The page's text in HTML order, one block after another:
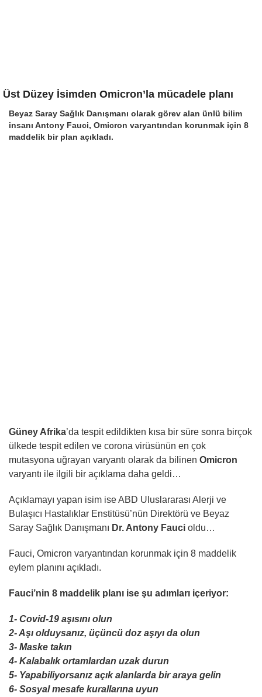
Üst Düzey İsimden Omicron’la mücadele planı
Beyaz Saray Sağlık Danışmanı olarak görev alan ünlü bilim
insanı Antony Fauci, Omicron varyantından korunmak için 8
maddelik bir plan açıkladı.
Güney Afrika’da tespit edildikten kısa bir süre sonra birçok
ülkede tespit edilen ve corona virüsünün en çok
mutasyona uğrayan varyantı olarak da bilinen Omicron
varyantı ile ilgili bir açıklama daha geldi…
Açıklamayı yapan isim ise ABD Uluslararası Alerji ve
Bulaşıcı Hastalıklar Enstitüsü’nün Direktörü ve Beyaz
Saray Sağlık Danışmanı Dr. Antony Fauci oldu…
Fauci, Omicron varyantından korunmak için 8 maddelik
eylem planını açıkladı.
Fauci’nin 8 maddelik planı ise şu adımları içeriyor:
1- Covid-19 aşısını olun
2- Aşı olduysanız, üçüncü doz aşıyı da olun
3- Maske takın
4- Kalabalık ortamlardan uzak durun
5- Yapabiliyorsanız açık alanlarda bir araya gelin
6- Sosyal mesafe kurallarına uyun